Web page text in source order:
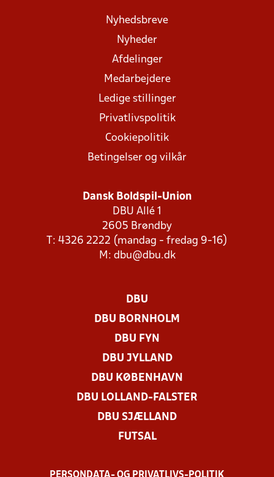
Nyhedsbreve
Nyheder
Afdelinger
Medarbejdere
Ledige stillinger
Privatlivspolitik
Cookiepolitik
Betingelser og vilkår
Dansk Boldspil-Union
DBU Allé 1
2605 Brøndby
T: 4326 2222 (mandag - fredag 9-16)
M: dbu@dbu.dk
DBU
DBU BORNHOLM
DBU FYN
DBU JYLLAND
DBU KØBENHAVN
DBU LOLLAND-FALSTER
DBU SJÆLLAND
FUTSAL